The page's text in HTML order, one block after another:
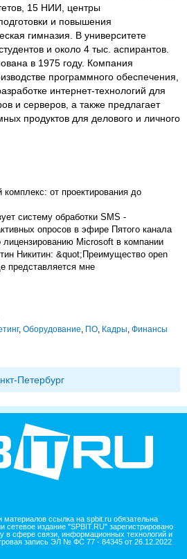
15 НИИ, центры
и повышения
гимназия. В университете
и около 4 тыс. аспирантов.
в 1975 году. Компания
программного обеспечения,
интернет-технологий для
и серверов, а также предлагает
продуктов для делового и личного
от проектирования до
систему обработки SMS -
опросов в эфире Пятого канала
Microsoft в компании
Никитин: &quot;Преимущество open
представляется мне
, Оборудование ПО Кадры Финансы
Петербург
ссылка на spbit.ru обязательна
издание "SPBIT.RU" зарегистрировано
в сфере связи, информационных технологий и
запись ЭЛ № ФС 77 - 84345 от 26.12.2022